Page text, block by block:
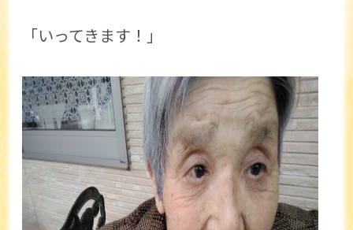
「いってきます！」